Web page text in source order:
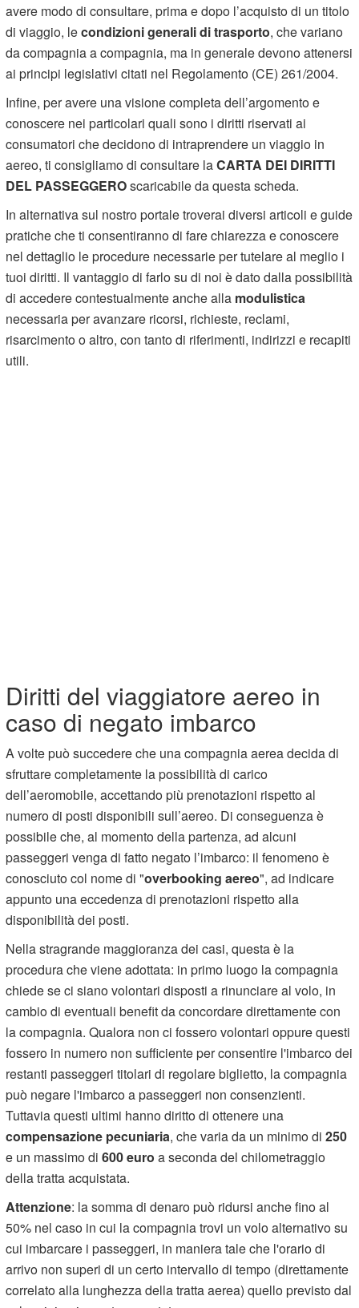
avere modo di consultare, prima e dopo l’acquisto di un titolo
di viaggio, lecondizioni generali di trasporto, che variano
da compagnia a compagnia, ma in generale devono attenersi
ai principi legislativi citati nel Regolamento (CE) 261/2004.
Infine, per avere una visione completa dell’argomento e
conoscere nei particolari quali sono i diritti riservati ai
consumatori che decidono di intraprendere un viaggio in
aereo, ti consigliamo di consultare laCARTA DEI DIRITTI
DEL PASSEGGEROscaricabile da questa scheda.
In alternativa sul nostro portale troverai diversi articoli e guide
pratiche che ti consentiranno di fare chiarezza e conoscere
nel dettaglio le procedure necessarie per tutelare al meglio i
tuoi diritti. Il vantaggio di farlo su di noi è dato dalla possibilità
di accedere contestualmente anche alla modulistica
necessaria per avanzare ricorsi, richieste, reclami,
risarcimento o altro, con tanto di riferimenti, indirizzi e recapiti
utili.
Diritti del viaggiatore aereo in
caso di negato imbarco
A volte può succedere che una compagnia aerea decida di
sfruttare completamente la possibilità di carico
dell’aeromobile, accettando più prenotazioni rispetto al
numero di posti disponibili sull’aereo. Di conseguenza è
possibile che, al momento della partenza, ad alcuni
passeggeri venga di fatto negato l’imbarco: il fenomeno è
conosciuto col nome di "overbooking aereo", ad indicare
appunto una eccedenza di prenotazioni rispetto alla
disponibilità dei posti.
Nella stragrande maggioranza dei casi, questa è la
procedura che viene adottata: in primo luogo la compagnia
chiede se ci siano volontari disposti a rinunciare al volo, in
cambio di eventuali benefit da concordare direttamente con
la compagnia. Qualora non ci fossero volontari oppure questi
fossero in numero non sufficiente per consentire l'imbarco dei
restanti passeggeri titolari di regolare biglietto, la compagnia
può negare l'imbarco a passeggeri non consenzienti.
Tuttavia questi ultimi hanno diritto di ottenere una
compensazione pecuniaria, che varia da un minimo di250
e un massimo di600 euro a seconda del chilometraggio
della tratta acquistata.
Attenzione: la somma di denaro può ridursi anche fino al
50% nel caso in cui la compagnia trovi un volo alternativo su
cui imbarcare i passeggeri, in maniera tale che l'orario di
arrivo non superi di un certo intervallo di tempo (direttamente
correlato alla lunghezza della tratta aerea) quello previsto dal